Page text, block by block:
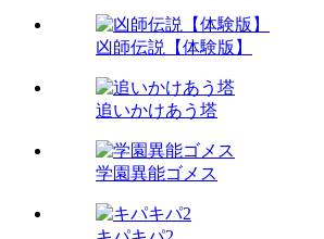
凶師伝説【体験版】
追いかけあう塔
学園異能ゴメス